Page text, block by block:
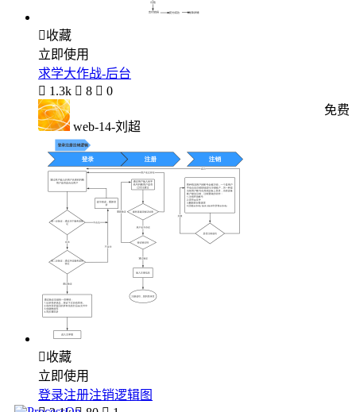
收藏
立即使用
求学大作战-后台
 1.3k  8  0
web-14-刘超
免费
收藏
立即使用
登录注册注销逻辑图